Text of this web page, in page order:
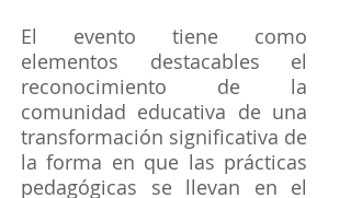
El evento tiene como
elementos destacables el
reconocimiento de la
comunidad educativa de una
transformación significativa de
la forma en que las prácticas
pedagógicas se llevan en el